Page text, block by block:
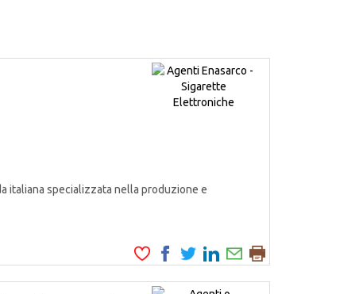
italiana specializzata nella produzione e